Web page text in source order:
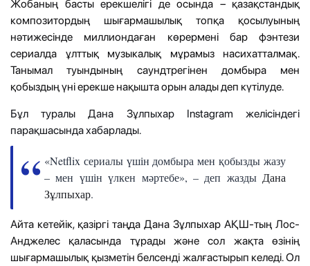
Жобаның басты ерекшелігі де осында – қазақстандық
композитордың шығармашылық топқа қосылуының
нәтижесінде миллиондаған көрермені бар фэнтези
сериалда ұлттық музыкалық мұрамыз насихатталмақ.
Танымал туындының саундтрегінен домбыра мен
қобыздың үні ерекше нақышта орын алады деп күтілуде.
Бұл туралы Дана Зұлпыхар Instagram желісіндегі
парақшасында хабарлады.
«Netflix сериалы үшін домбыра мен қобызды жазу
– мен үшін үлкен мәртебе», – деп жазды Дана
Зұлпыхар.
Айта кетейік, қазіргі таңда Дана Зұлпыхар АҚШ-тың Лос-
Анджелес қаласында тұрады және сол жақта өзінің
шығармашылық қызметін белсенді жалғастырып келеді. Ол